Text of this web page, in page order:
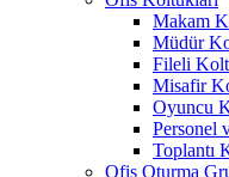
Makam
Müdür
Fileli
Misafir
Oyuncu
Personel
Toplantı
Ofis Oturma